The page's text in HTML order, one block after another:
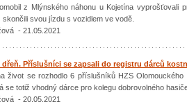
z Mlýnského náhonu u Kojetína vyprošťovali
skončili svou jízdu s vozidlem ve vodě.
- 21.05.2021
dřeň. Příslušníci se zapsali do registru dárců
život se rozhodlo 6 příslušníků HZS
se totiž vhodný dárce pro kolegu dobrovolného
- 20.05.2021